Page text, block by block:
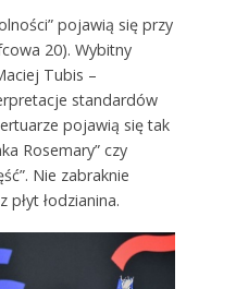
pojawią się przy
20). Wybitny
Tubis –
standardów
pojawią się tak
Rosemary” czy
Nie zabraknie
łodzianina.